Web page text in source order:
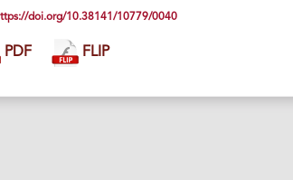
doi.org/10.38141/10779/0040
PDF FLIP